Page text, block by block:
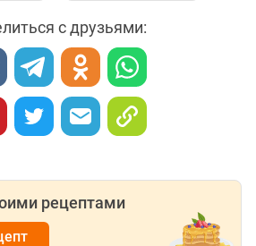
с друзьями:
рецептами